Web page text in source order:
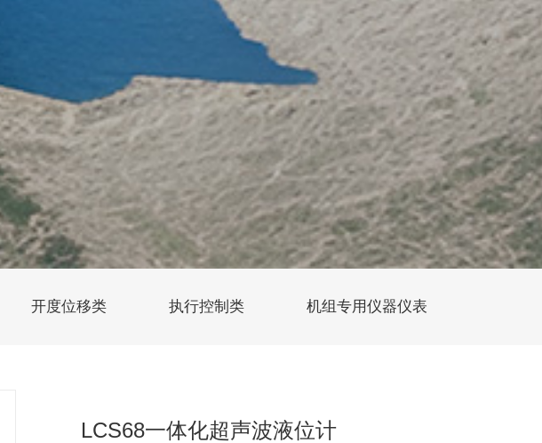
开度位移类 执行控制类 机组专用仪器仪表
LCS68一体化超声波液位计